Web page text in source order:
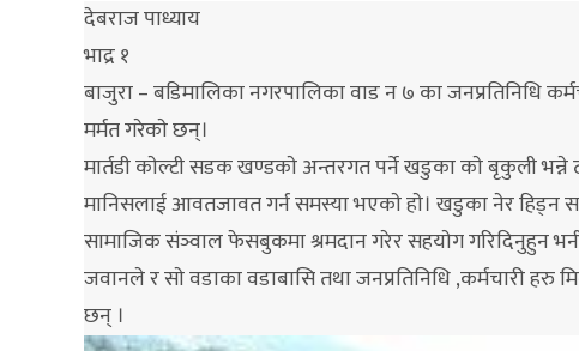
देबराज पाध्याय
भाद्र १
बाजुरा – बडिमालिका नगरपालिका वाड न ७ का जनप्रतिनिधि
मर्मत गरेकाे छन्।
मार्तडी काेल्टी सडक खण्डकाे अन्तरगत पर्ने खडुका काे बृकुली
मानिसलाई आवतजावत गर्न समस्या भएकाे हाे। खडुका नेर हिड्न
सामाजिक संञ्वाल फेसबुकमा श्रमदान गरेर सहयाेग गरिदिनुहुन
जवानले र साे वडाका वडाबासि तथा जनप्रतिनिधि ,कर्मचारी
छन् ।